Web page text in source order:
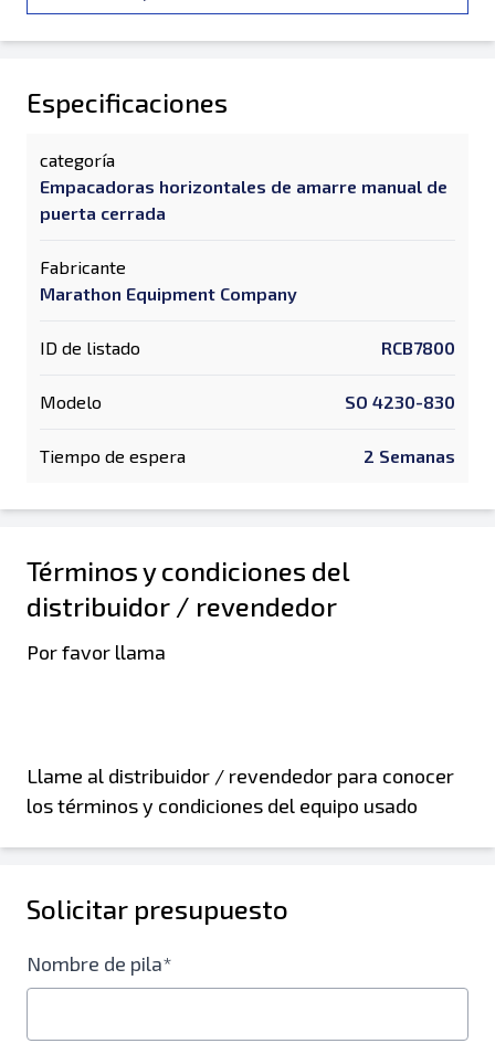
Especificaciones
categoría
Empacadoras horizontales de amarre manual de
puerta cerrada
Fabricante
Marathon Equipment Company
ID de listado RCB7800
Modelo SO 4230-830
Tiempo de espera 2 Semanas
Términos y condiciones del
distribuidor / revendedor
Por favor llama
Llame al distribuidor / revendedor para conocer
los términos y condiciones del equipo usado
Solicitar presupuesto
Nombre de pila*